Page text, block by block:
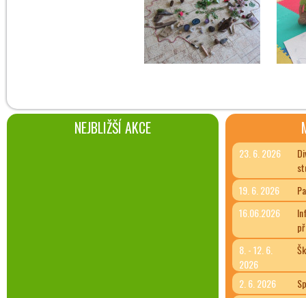
NEJBLIŽŠÍ AKCE
23. 6. 2026
19. 6. 2026
16.06.2026
8. - 12. 6.
2026
2. 6. 2026